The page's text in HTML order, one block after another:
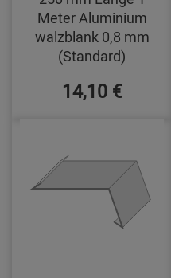
Meter Aluminium
walzblank 0,8 mm
(Standard)
14,10 €